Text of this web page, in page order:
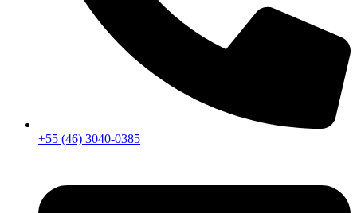
+55 (46) 3040-0385